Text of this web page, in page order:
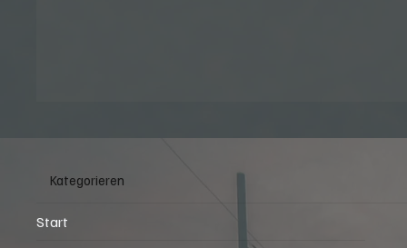
Kategorieren
Start